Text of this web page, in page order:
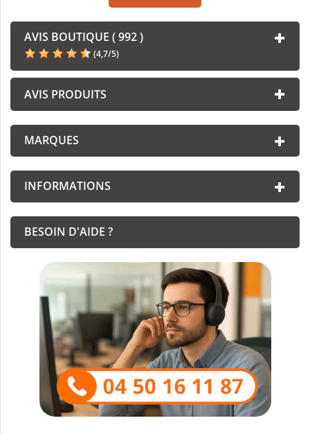
AVIS BOUTIQUE ( 992 )
(4,7/5)
AVIS PRODUITS
MARQUES
INFORMATIONS
BESOIN D'AIDE ?